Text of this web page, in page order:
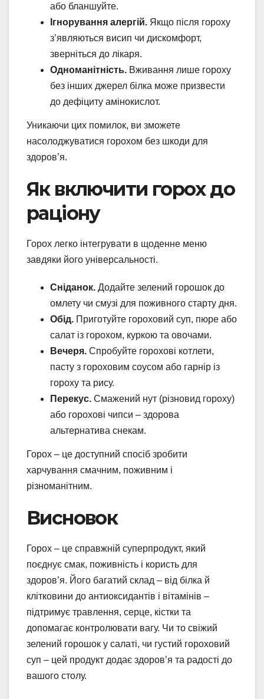
або бланшуйте.
Ігнорування алергій. Якщо після гороху
з’являються висип чи дискомфорт,
зверніться до лікаря.
Одноманітність. Вживання лише гороху
без інших джерел білка може призвести
до дефіциту амінокислот.
Уникаючи цих помилок, ви зможете
насолоджуватися горохом без шкоди для
здоров’я.
Як включити горох до
раціону
Горох легко інтегрувати в щоденне меню
завдяки його універсальності.
Сніданок. Додайте зелений горошок до
омлету чи смузі для поживного старту дня.
Обід. Приготуйте гороховий суп, пюре або
салат із горохом, куркою та овочами.
Вечеря. Спробуйте горохові котлети,
пасту з гороховим соусом або гарнір із
гороху та рису.
Перекус. Смажений нут (різновид гороху)
або горохові чипси – здорова
альтернатива снекам.
Горох – це доступний спосіб зробити
харчування смачним, поживним і
різноманітним.
Висновок
Горох – це справжній суперпродукт, який
поєднує смак, поживність і користь для
здоров’я. Його багатий склад – від білка й
клітковини до антиоксидантів і вітамінів –
підтримує травлення, серце, кістки та
допомагає контролювати вагу. Чи то свіжий
зелений горошок у салаті, чи густий гороховий
суп – цей продукт додає здоров’я та радості до
вашого столу.